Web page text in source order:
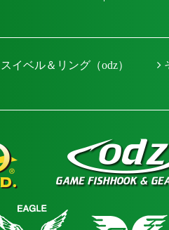
スイベル＆リング（odz）